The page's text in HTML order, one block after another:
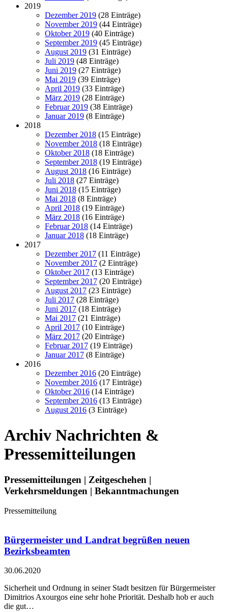
2019
Dezember 2019 (28 Einträge)
November 2019 (44 Einträge)
Oktober 2019 (40 Einträge)
September 2019 (45 Einträge)
August 2019 (31 Einträge)
Juli 2019 (48 Einträge)
Juni 2019 (27 Einträge)
Mai 2019 (39 Einträge)
April 2019 (33 Einträge)
März 2019 (28 Einträge)
Februar 2019 (38 Einträge)
Januar 2019 (8 Einträge)
2018
Dezember 2018 (15 Einträge)
November 2018 (18 Einträge)
Oktober 2018 (18 Einträge)
September 2018 (19 Einträge)
August 2018 (16 Einträge)
Juli 2018 (27 Einträge)
Juni 2018 (15 Einträge)
Mai 2018 (8 Einträge)
April 2018 (19 Einträge)
März 2018 (16 Einträge)
Februar 2018 (14 Einträge)
Januar 2018 (18 Einträge)
2017
Dezember 2017 (11 Einträge)
November 2017 (2 Einträge)
Oktober 2017 (13 Einträge)
September 2017 (20 Einträge)
August 2017 (23 Einträge)
Juli 2017 (28 Einträge)
Juni 2017 (18 Einträge)
Mai 2017 (21 Einträge)
April 2017 (10 Einträge)
März 2017 (20 Einträge)
Februar 2017 (19 Einträge)
Januar 2017 (8 Einträge)
2016
Dezember 2016 (20 Einträge)
November 2016 (17 Einträge)
Oktober 2016 (14 Einträge)
September 2016 (13 Einträge)
August 2016 (3 Einträge)
Archiv Nachrichten &
Pressemitteilungen
Pressemitteilungen | Zeitgeschehen |
Verkehrsmeldungen | Bekanntmachungen
Pressemitteilung
Bürgermeister und Landrat begrüßen neuen
Bezirksbeamten
30.06.2020
Sicherheit und Ordnung in seiner Stadt besitzen für Bürgermeister
Dimitrios Axourgos eine sehr hohe Priorität. Deshalb hob er auch
die gut…